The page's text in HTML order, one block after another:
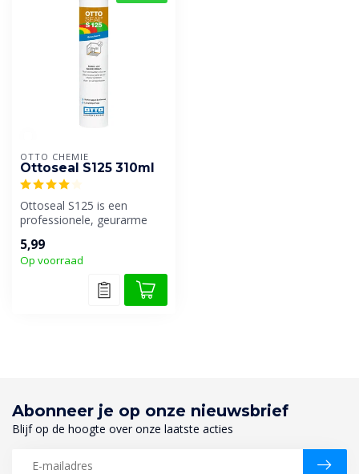
OTTO CHEMIE
Ottoseal S125 310ml
Ottoseal S125 is een
professionele, geurarme
Ook bes...
5,99
Op voorraad
Abonneer je op onze nieuwsbrief
Blijf op de hoogte over onze laatste acties